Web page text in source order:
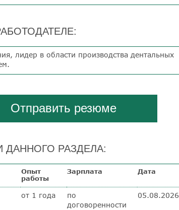
лидер в области производства дентальных
Отправить резюме
ДАННОГО РАЗДЕЛА:
Опыт
работы
Зарплата Дата
от 1 года
по
договоренности
05.08.2026